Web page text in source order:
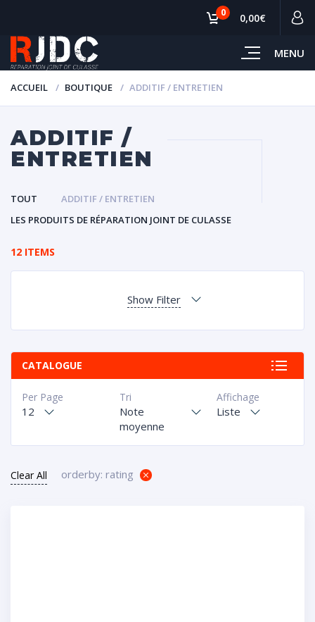
MENU
0 0,00€
ACCUEIL BOUTIQUE ADDITIF / ENTRETIEN
ADDITIF /
ENTRETIEN
TOUT
ADDITIF / ENTRETIEN
LES PRODUITS DE RÉPARATION JOINT DE CULASSE
12 ITEMS
Show Filter
CATALOGUE
Affichage
Liste
Tri
Note
moyenne
Per Page
12
Clear All orderby: rating